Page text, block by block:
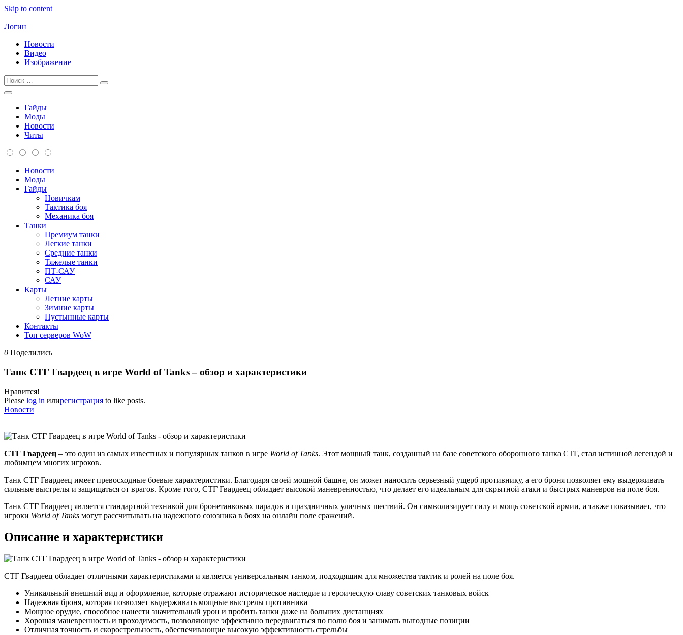
Skip to content
Логин
Новости
Видео
Изображение
Гайды
Моды
Новости
Читы
Новости
Моды
Гайды
Новичкам
Тактика боя
Механика боя
Танки
Премиум танки
Легкие танки
Средние танки
Тяжелые танки
ПТ-САУ
САУ
Карты
Летние карты
Зимние карты
Пустынные карты
Контакты
Топ серверов WoW
0 Поделились
Танк СТГ Гвардеец в игре World of Tanks – обзор и характеристики
Нравится!
Please log in илирегистрация to like posts.
Новости
СТГ Гвардеец – это один из самых известных и популярных танков в игре World of Tanks. Этот мощный танк, созданный на базе советского оборонного танка СТГ, стал истинной легендой и
любимцем многих игроков.
Танк СТГ Гвардеец имеет превосходные боевые характеристики. Благодаря своей мощной башне, он может наносить серьезный ущерб противнику, а его броня позволяет ему выдерживать
сильные выстрелы и защищаться от врагов. Кроме того, СТГ Гвардеец обладает высокой маневренностью, что делает его идеальным для скрытной атаки и быстрых маневров на поле боя.
Танк СТГ Гвардеец является стандартной техникой для бронетанковых парадов и праздничных уличных шествий. Он символизирует силу и мощь советской армии, а также показывает, что
игроки World of Tanks могут рассчитывать на надежного союзника в боях на онлайн поле сражений.
Описание и характеристики
СТГ Гвардеец обладает отличными характеристиками и является универсальным танком, подходящим для множества тактик и ролей на поле боя.
Уникальный внешний вид и оформление, которые отражают историческое наследие и героическую славу советских танковых войск
Надежная броня, которая позволяет выдерживать мощные выстрелы противника
Мощное орудие, способное нанести значительный урон и пробить танки даже на больших дистанциях
Хорошая маневренность и проходимость, позволяющие эффективно передвигаться по полю боя и занимать выгодные позиции
Отличная точность и скорострельность, обеспечивающие высокую эффективность стрельбы